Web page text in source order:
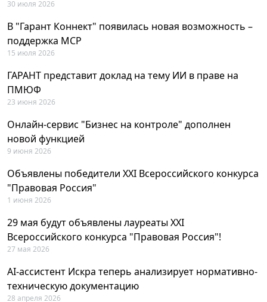
30 июля 2026
В "Гарант Коннект" появилась новая возможность –
поддержка MCP
15 июля 2026
ГАРАНТ представит доклад на тему ИИ в праве на
ПМЮФ
23 июня 2026
Онлайн-сервис "Бизнес на контроле" дополнен
новой функцией
9 июня 2026
Объявлены победители XXI Всероссийского конкурса
"Правовая Россия"
1 июня 2026
29 мая будут объявлены лауреаты XXI
Всероссийского конкурса "Правовая Россия"!
27 мая 2026
AI-ассистент Искра теперь анализирует нормативно-
техническую документацию
28 апреля 2026